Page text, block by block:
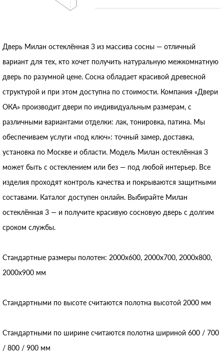
Дверь Милан остеклённая 3 из массива сосны — отличный
вариант для тех, кто хочет получить натуральную межкомнатную
дверь по разумной цене. Сосна обладает красивой древесной
структурой и при этом доступна по стоимости. Компания «Двери
ОКА» производит двери по индивидуальным размерам, с
различными вариантами отделки: лак, тонировка, патина. Мы
обеспечиваем услуги «под ключ»: точный замер, доставка,
установка по Москве и области. Модель Милан остеклённая 3
может быть с остеклением или без — под любой интерьер. Все
изделия проходят контроль качества и покрываются защитными
составами. Каталог доступен онлайн. Выбирайте Милан
остеклённая 3 — и получите красивую сосновую дверь с долгим
сроком службы.
Стандартные размеры полотен: 2000x600, 2000x700, 2000x800,
2000x900 мм
Стандартными по высоте считаются полотна высотой 2000 мм
Стандартными по ширине считаются полотна шириной 600 / 700
/ 800 / 900 мм